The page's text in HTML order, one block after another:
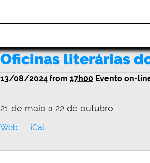
Oficinas literárias
13/08/2024 from 17h00 Evento on-
21 de maio a 22 de outubro
Web iCal